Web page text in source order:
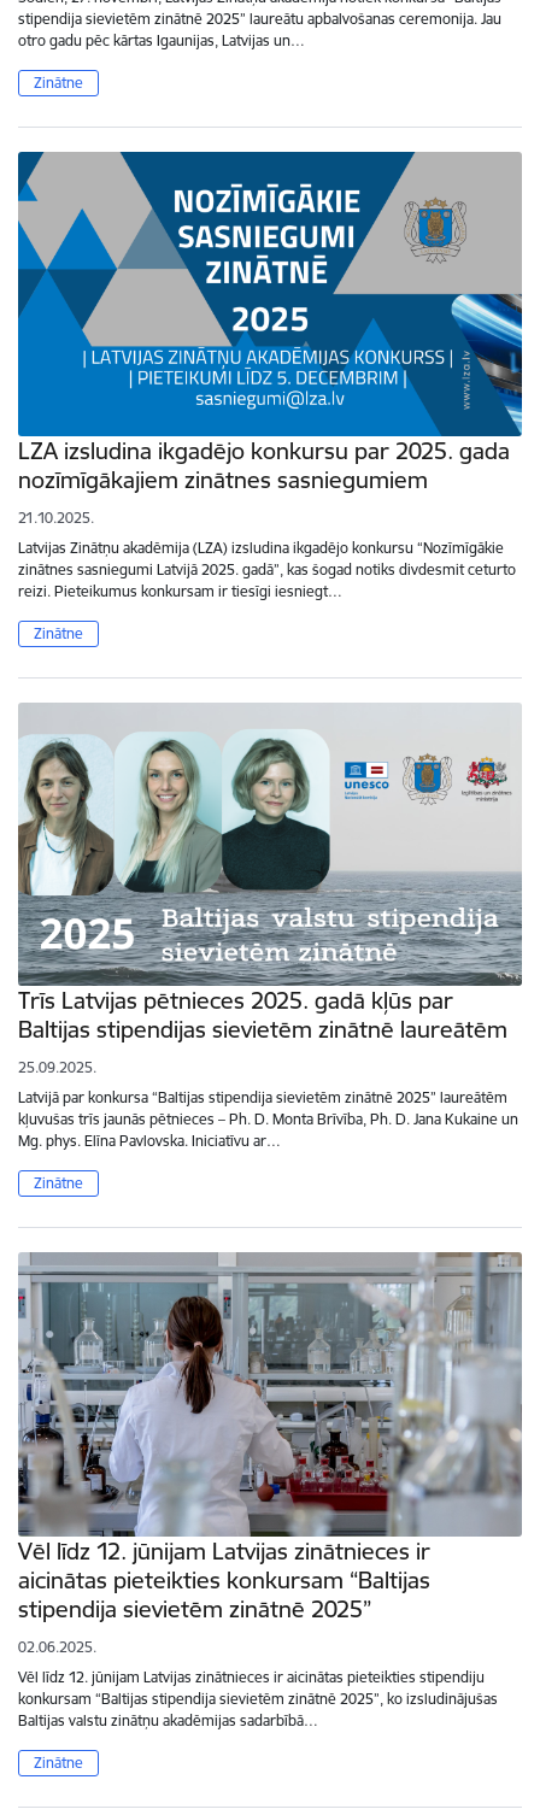
stipendija sievietēm zinātnē 2025” laureātu apbalvošanas ceremonija. Jau
otro gadu pēc kārtas Igaunijas, Latvijas un…
Zinātne
LZA izsludina ikgadējo konkursu par 2025. gada
nozīmīgākajiem zinātnes sasniegumiem
21.10.2025.
Latvijas Zinātņu akadēmija (LZA) izsludina ikgadējo konkursu “Nozīmīgākie
zinātnes sasniegumi Latvijā 2025. gadā”, kas šogad notiks divdesmit ceturto
reizi. Pieteikumus konkursam ir tiesīgi iesniegt…
Zinātne
Trīs Latvijas pētnieces 2025. gadā kļūs par
Baltijas stipendijas sievietēm zinātnē laureātēm
25.09.2025.
Latvijā par konkursa “Baltijas stipendija sievietēm zinātnē 2025” laureātēm
kļuvušas trīs jaunās pētnieces – Ph. D. Monta Brīvība, Ph. D. Jana Kukaine un
Mg. phys. Elīna Pavlovska. Iniciatīvu ar…
Zinātne
Vēl līdz 12. jūnijam Latvijas zinātnieces ir
aicinātas pieteikties konkursam “Baltijas
stipendija sievietēm zinātnē 2025”
02.06.2025.
Vēl līdz 12. jūnijam Latvijas zinātnieces ir aicinātas pieteikties stipendiju
konkursam “Baltijas stipendija sievietēm zinātnē 2025”, ko izsludinājušas
Baltijas valstu zinātņu akadēmijas sadarbībā…
Zinātne